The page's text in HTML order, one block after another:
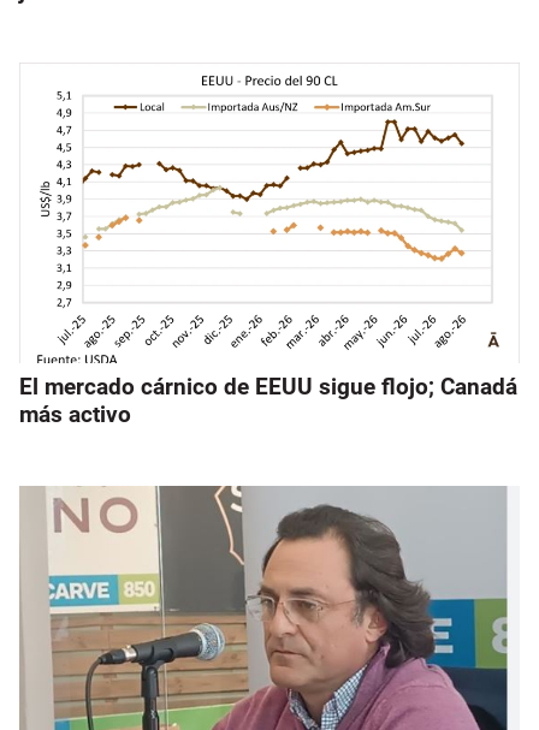
El mercado cárnico de EEUU sigue flojo; Canadá
más activo